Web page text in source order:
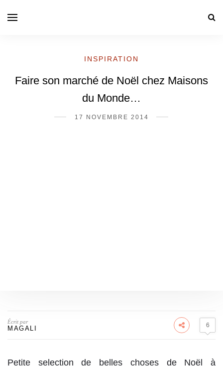
INSPIRATION
Faire son marché de Noël chez Maisons
du Monde…
17 NOVEMBRE 2014
Écrit par
MAGALI 6
Petite selection de belles choses de Noël à